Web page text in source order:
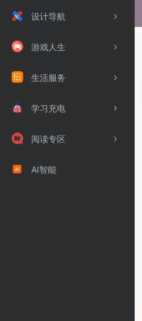
设计导航
游戏人生
生活服务
学习充电
阅读专区
AI智能